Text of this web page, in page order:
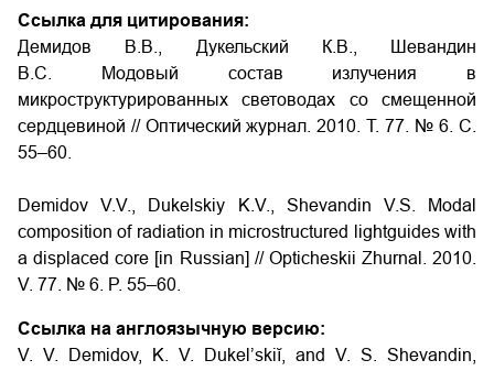
Ссылка для цитирования:
Демидов В.В., Дукельский К.В., Шевандин
В.С. Модовый состав излучения в
микроструктурированных световодах со смещенной
сердцевиной // Оптический журнал. 2010. Т. 77. № 6. С.
55–60.
Demidov V.V., Dukelskiy K.V., Shevandin V.S. Modal
composition of radiation in microstructured lightguides with
a displaced core [in Russian] // Opticheskii Zhurnal. 2010.
V. 77. № 6. P. 55–60.
Ссылка на англоязычную версию:
V. V. Demidov, K. V. Dukel’skiĭ, and V. S. Shevandin,